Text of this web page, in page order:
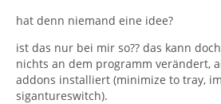
hat denn niemand eine idee?
ist das nur bei mir so?? das kann
nichts an dem programm verändert,
addons installiert (minimize to tray,
sigantureswitch).